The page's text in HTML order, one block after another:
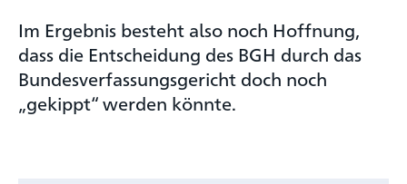
Im Ergebnis besteht also noch Hoffnung,
dass die Entscheidung des BGH durch das
Bundesverfassungsgericht doch noch
„gekippt“ werden könnte.